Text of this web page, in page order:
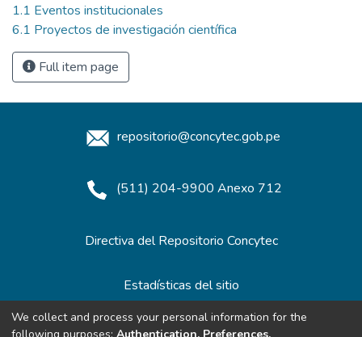
1.1 Eventos institucionales
6.1 Proyectos de investigación científica
Full item page
repositorio@concytec.gob.pe
(511) 204-9900 Anexo 712
Directiva del Repositorio Concytec
Estadísticas del sitio
We collect and process your personal information for the